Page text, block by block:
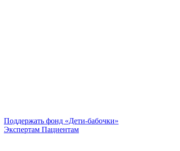
Поддержать фонд «Дети-бабочки»
Экспертам Пациентам